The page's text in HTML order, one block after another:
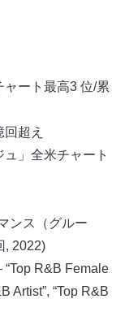
ート最⾼3 位/累
超え
」全⽶チャート
ンス（グルー
, 2022)
R&B Female
Artist”, “Top R&B